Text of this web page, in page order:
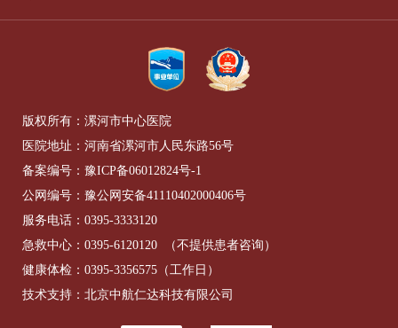
版权所有：漯河市中心医院
医院地址：河南省漯河市人民东路56号
备案编号： 豫ICP备06012824号-1
公网编号： 豫公网安备41110402000406号
服务电话： 0395-3333120
急救中心： 0395-6120120
（不提供患者咨询）
健康体检： 0395-3356575 （工作日）
技术支持：北京中航仁达科技有限公司